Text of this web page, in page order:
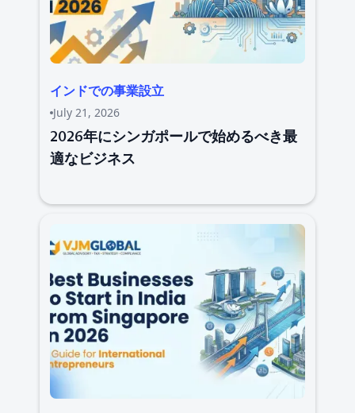
インドでの事業設立
July 21, 2026
2026年にシンガポールで始めるべき最
適なビジネス